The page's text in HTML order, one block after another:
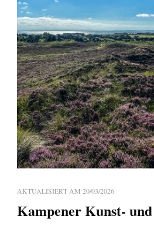
AKTUALISIERT AM 20/03/2026
Kampener Kunst-